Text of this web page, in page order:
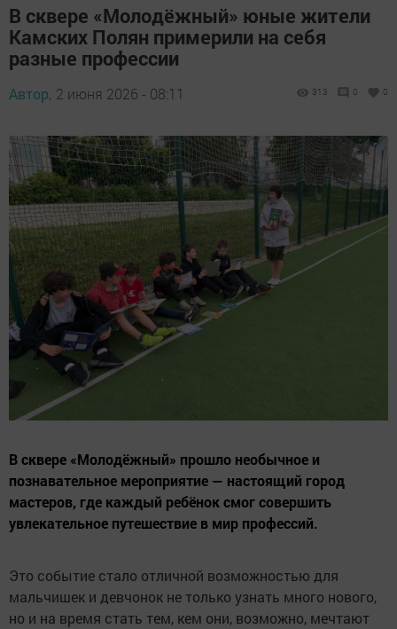
В сквере «Молодёжный» юные жители
Камских Полян примерили на себя
разные профессии
Автор, 2 июня 2026 - 08:11 313 0 0
В сквере «Молодёжный» прошло необычное и
познавательное мероприятие — настоящий город
мастеров, где каждый ребёнок смог совершить
увлекательное путешествие в мир профессий.
Это событие стало отличной возможностью для
мальчишек и девчонок не только узнать много нового,
но и на время стать тем, кем они, возможно, мечтают